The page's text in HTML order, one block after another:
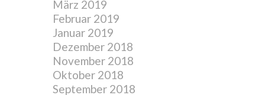
März 2019
Februar 2019
Januar 2019
Dezember 2018
November 2018
Oktober 2018
September 2018